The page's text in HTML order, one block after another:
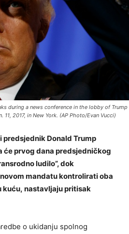
during a news conference in the lobby of Trump
11, 2017, in New York. (AP Photo/Evan Vucci)
Donald Trump
će prvog dana predsjedničkog
ludilo”, dok
mandatu kontrolirati oba
kuću, nastavljaju pritisak
o ukidanju spolnog